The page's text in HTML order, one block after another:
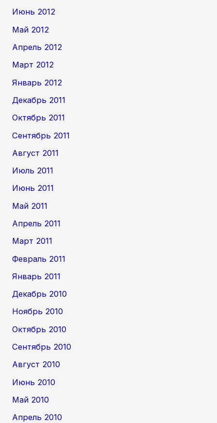
Июнь 2012
Май 2012
Апрель 2012
Март 2012
Январь 2012
Декабрь 2011
Октябрь 2011
Сентябрь 2011
Август 2011
Июль 2011
Июнь 2011
Май 2011
Апрель 2011
Март 2011
Февраль 2011
Январь 2011
Декабрь 2010
Ноябрь 2010
Октябрь 2010
Сентябрь 2010
Август 2010
Июнь 2010
Май 2010
Апрель 2010